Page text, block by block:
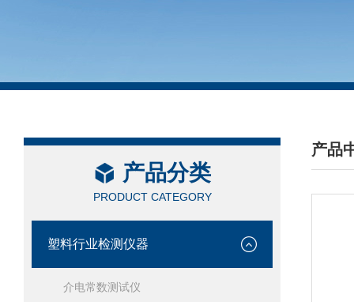
产品分类
PRODUCT CATEGORY
塑料行业检测仪器
介电常数测试仪
产品
/